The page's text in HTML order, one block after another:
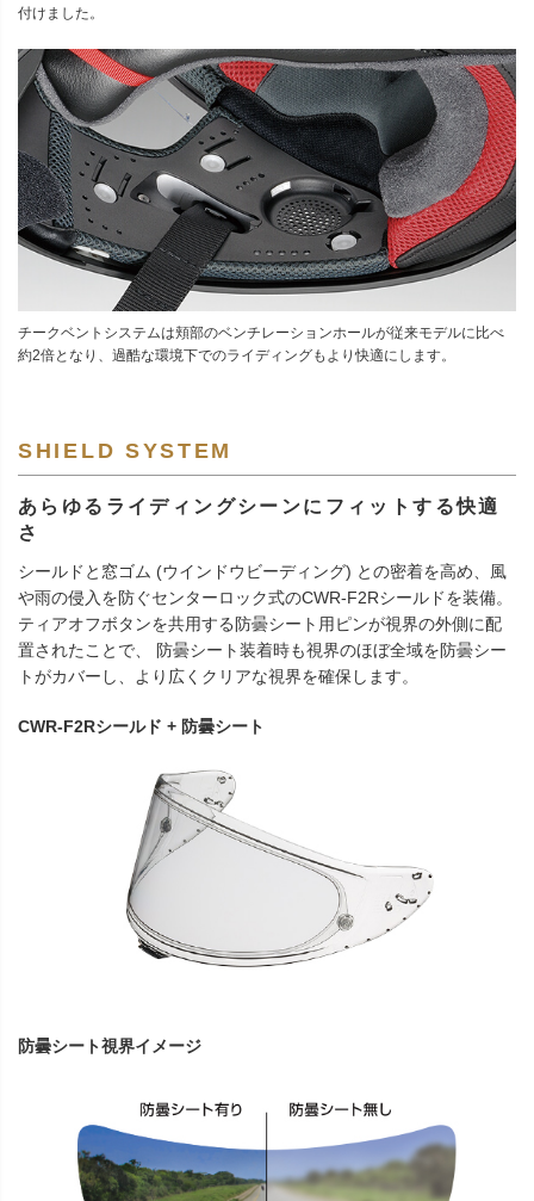
付けました。
チークベントシステムは頬部のベンチレーションホールが従来モデルに比べ
約2倍となり、過酷な環境下でのライディングもより快適にします。
SHIELD SYSTEM
あらゆるライディングシーンにフィットする快適
さ
シールドと窓ゴム (ウインドウビーディング) との密着を高め、風
や雨の侵入を防ぐセンターロック式のCWR-F2Rシールドを装備。
ティアオフボタンを共用する防曇シート用ピンが視界の外側に配
置されたことで、 防曇シート装着時も視界のほぼ全域を防曇シー
トがカバーし、より広くクリアな視界を確保します。
CWR-F2Rシールド + 防曇シート
防曇シート視界イメージ